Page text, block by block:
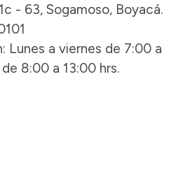
- 63, Sogamoso, Boyacá.
Lunes a viernes de 7:00 a
8:00 a 13:00 hrs.